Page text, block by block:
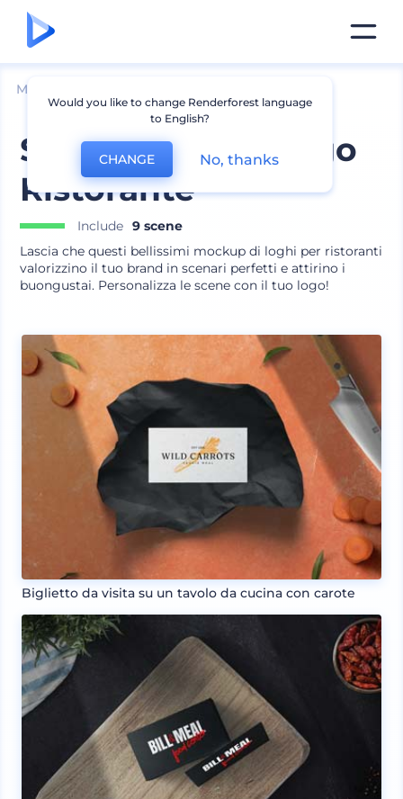
Mockup
Set di Mockup Logo
Ristorante
Include 9 scene
Lascia che questi bellissimi mockup di loghi per ristoranti
valorizzino il tuo brand in scenari perfetti e attirino i
buongustai. Personalizza le scene con il tuo logo!
Biglietto da visita su un tavolo da cucina con carote
Would you like to change Renderforest language
to English?
CHANGE No, thanks